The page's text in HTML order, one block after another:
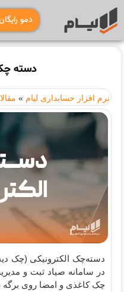
دمو
دسته
نرم افزار حسابداری لیام »
دسته‌چک الکترونیکی (چک
در سامانه صیاد ثبت و
چک کاغذی و امضا روی برگه